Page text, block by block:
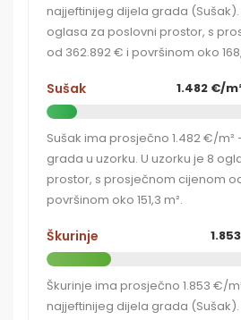
najjeftinijeg dijela grada (Sušak).
oglasa za poslovni prostor, s
od 362.892 € i površinom oko
Sušak 1.482 €/
Sušak ima prosječno 1.482 €/
grada u uzorku. U uzorku je 8
prostor, s prosječnom cijenom
površinom oko 151,3 m².
Škurinje
Škurinje ima prosječno 1.853 €/
najjeftinijeg dijela grada (Sušak).